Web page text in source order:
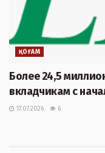
ҚОҒАМ
Более 24,5
вкладчикам с
17.07.2026 6